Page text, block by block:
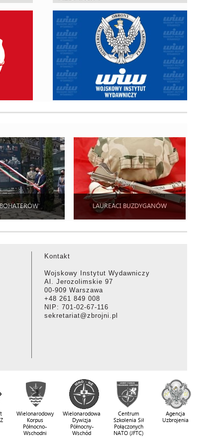
LAUREACI BUZDYGANÓW
Kontakt
Wojskowy Instytut Wydawniczy
Al. Jerozolimskie 97
00-909 Warszawa
+48 261 849 008
NIP: 701-02-67-116
sekretariat@zbrojni.pl
Wielonarodowy
Korpus
Północno-
Wschodni
Wielonarodowa
Dywizja
Północny-
Wschód
Centrum
Szkolenia Sił
Połączonych
NATO (JFTC)
Agencja
Uzbrojenia